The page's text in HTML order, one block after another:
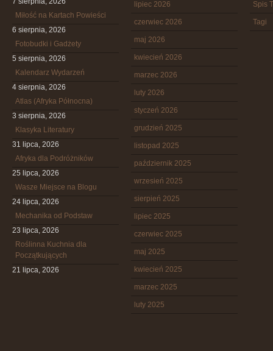
Miłość na Kartach Powieści
6 sierpnia, 2026
Fotobudki i Gadżety
5 sierpnia, 2026
Kalendarz Wydarzeń
4 sierpnia, 2026
Atlas (Afryka Północna)
3 sierpnia, 2026
Klasyka Literatury
31 lipca, 2026
Afryka dla Podróżników
25 lipca, 2026
Wasze Miejsce na Blogu
24 lipca, 2026
Mechanika od Podstaw
23 lipca, 2026
Roślinna Kuchnia dla
Początkujących
21 lipca, 2026
lipiec 2026
czerwiec 2026
maj 2026
kwiecień 2026
marzec 2026
luty 2026
styczeń 2026
grudzień 2025
listopad 2025
październik 2025
wrzesień 2025
sierpień 2025
lipiec 2025
czerwiec 2025
maj 2025
kwiecień 2025
marzec 2025
luty 2025
Spis
Tagi